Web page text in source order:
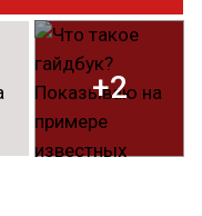
+2